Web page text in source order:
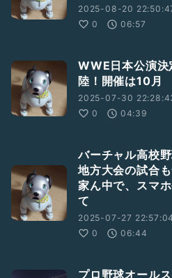
2025-08-20
0
06:57
WWE日本公演決
陸！開催は10月
2025-07-30
0
04:39
バーチャル高校
地方大会の試合も
家ん中で、スマ
て
2025-07-27 22:57:04
0
06:44
プロ野球オール